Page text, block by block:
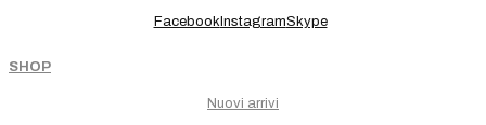
FacebookInstagramSkype
SHOP
Nuovi arrivi